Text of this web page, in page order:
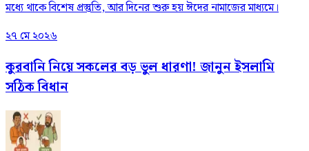
মধ্যে থাকে বিশেষ প্রস্তুতি, আর দিনের শুরু হয় ঈদের নামাজের মাধ্যমে।
২৭ মে ২০২৬
কুরবানি নিয়ে সকলের বড় ভুল ধারণা! জানুন ইসলামি
সঠিক বিধান